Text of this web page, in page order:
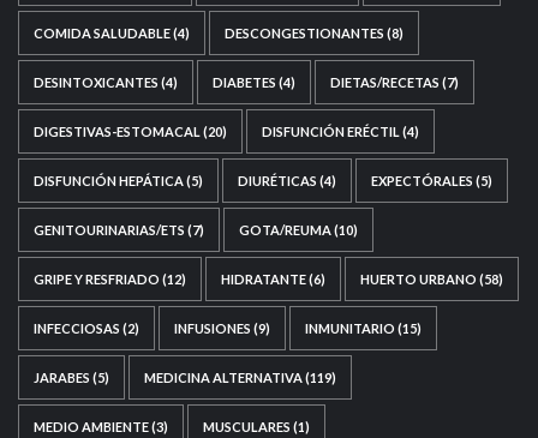
COMIDA SALUDABLE(4) DESCONGESTIONANTES (8)
DESINTOXICANTES (4) DIABETES (4) DIETAS/RECETAS (7)
DIGESTIVAS-ESTOMACAL (20) DISFUNCIÓN ERÉCTIL (4)
DISFUNCIÓN HEPÁTICA(5) DIURÉTICAS (4) EXPECTÓRALES (5)
GENITOURINARIAS/ETS (7) GOTA/REUMA(10)
GRIPE Y RESFRIADO (12) HIDRATANTE(6) HUERTO URBANO (58)
INFECCIOSAS (2) INFUSIONES (9) INMUNITARIO (15)
JARABES (5) MEDICINA ALTERNATIVA(119)
MEDIO AMBIENTE(3) MUSCULARES (1)